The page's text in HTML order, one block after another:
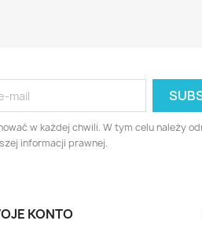
w każdej chwili. W tym celu należy
informacji prawnej.
KONTO